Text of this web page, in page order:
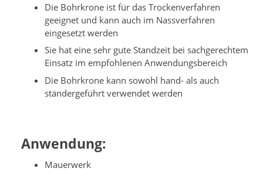
Die Bohrkrone ist für das Trockenverfahren
geeignet und kann auch im Nassverfahren
eingesetzt werden
Sie hat eine sehr gute Standzeit bei sachgerechtem
Einsatz im empfohlenen Anwendungsbereich
Die Bohrkrone kann sowohl hand- als auch
ständergeführt verwendet werden
Anwendung:
Mauerwerk